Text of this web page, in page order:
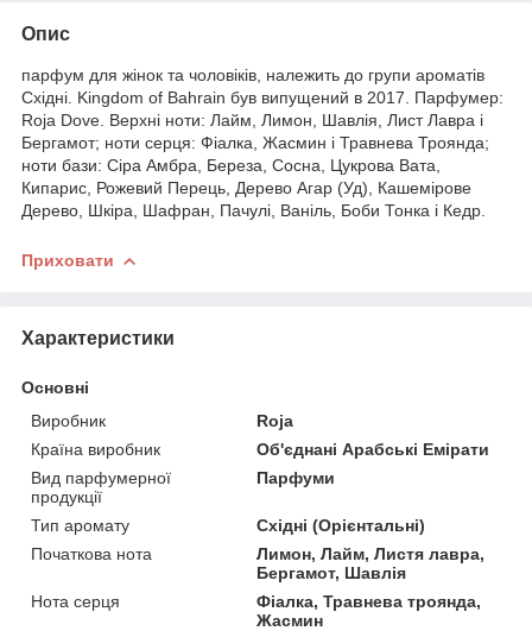
Опис
парфум для жінок та чоловіків, належить до групи ароматів
Східні. Kingdom of Bahrain був випущений в 2017. Парфумер:
Roja Dove. Верхні ноти: Лайм, Лимон, Шавлія, Лист Лавра і
Бергамот; ноти серця: Фіалка, Жасмин і Травнева Троянда;
ноти бази: Сіра Амбра, Береза, Сосна, Цукрова Вата,
Кипарис, Рожевий Перець, Дерево Агар (Уд), Кашемірове
Дерево, Шкіра, Шафран, Пачулі, Ваніль, Боби Тонка і Кедр.
Приховати
Характеристики
Основні
Виробник
Roja
Країна виробник
Об'єднані Арабські Емірати
Вид парфумерної
продукції
Парфуми
Тип аромату
Східні (Орієнтальні)
Початкова нота
Лимон, Лайм, Листя лавра,
Бергамот, Шавлія
Нота серця
Фіалка, Травнева троянда,
Жасмин